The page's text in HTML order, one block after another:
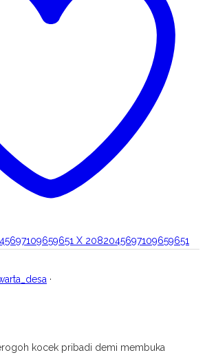
X 2082045697109659651
·
kocek pribadi demi membuka